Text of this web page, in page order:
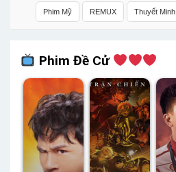
Phim Mỹ REMUX Thuyết Minh
Phim Đề Cử